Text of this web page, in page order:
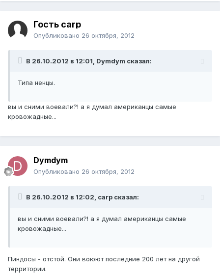
Гость carp
Опубликовано 26 октября, 2012
В 26.10.2012 в 12:01, Dymdym сказал:
Типа ненцы.
вы и сними воевали?! а я думал американцы самые
кровожадные...
Dymdym
Опубликовано 26 октября, 2012
В 26.10.2012 в 12:02, carp сказал:
вы и сними воевали?! а я думал американцы самые
кровожадные...
Пиндосы - отстой. Они воюют последние 200 лет на другой
территории.